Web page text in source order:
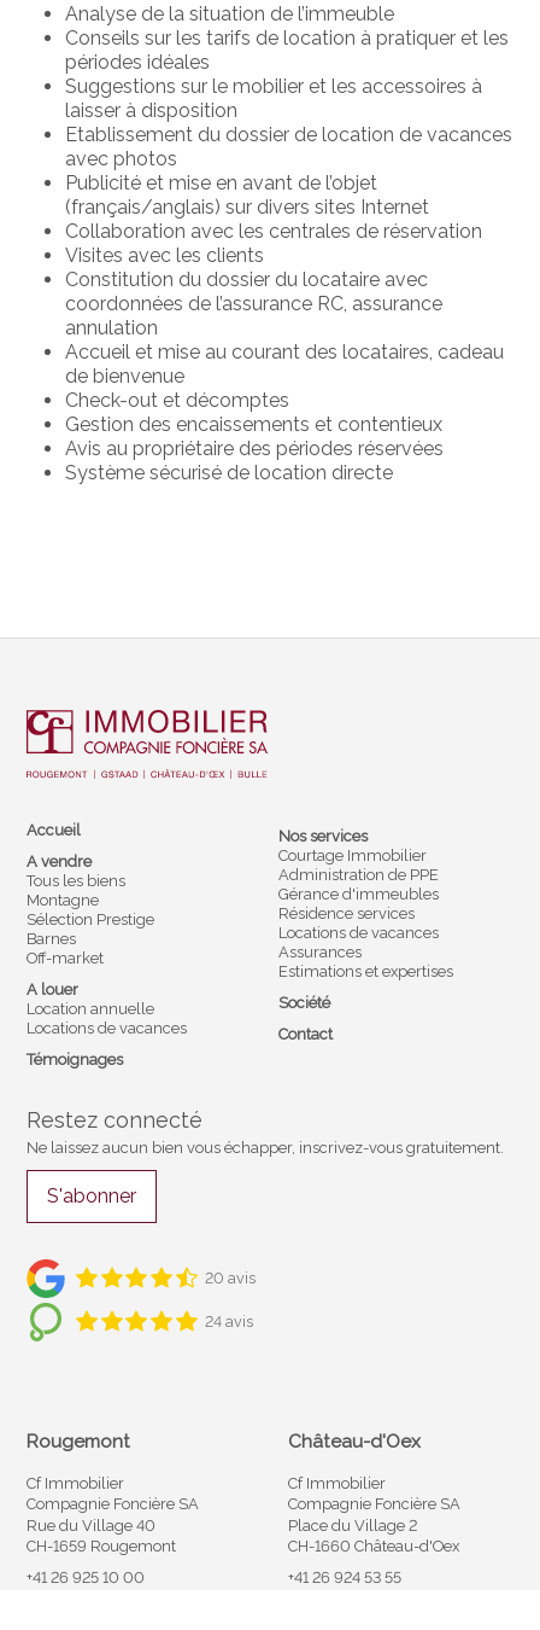
Analyse de la situation de l’immeuble
Conseils sur les tarifs de location à pratiquer et les
périodes idéales
Suggestions sur le mobilier et les accessoires à
laisser à disposition
Etablissement du dossier de location de vacances
avec photos
Publicité et mise en avant de l’objet
(français/anglais) sur divers sites Internet
Collaboration avec les centrales de réservation
Visites avec les clients
Constitution du dossier du locataire avec
coordonnées de l’assurance RC, assurance
annulation
Accueil et mise au courant des locataires, cadeau
de bienvenue
Check-out et décomptes
Gestion des encaissements et contentieux
Avis au propriétaire des périodes réservées
Système sécurisé de location directe
Accueil
A vendre
Tous les biens
Montagne
Sélection Prestige
Barnes
Off-market
A louer
Location annuelle
Locations de vacances
Témoignages
Nos services
Courtage Immobilier
Administration de PPE
Gérance d'immeubles
Résidence services
Locations de vacances
Assurances
Estimations et expertises
Société
Contact
Restez connecté
Ne laissez aucun bien vous échapper, inscrivez-vous gratuitement.
S'abonner
20 avis
24 avis
Rougemont
Cf Immobilier
Compagnie Foncière SA
Rue du Village 40
CH-1659 Rougemont
+41 26 925 10 00
Château-d'Oex
Cf Immobilier
Compagnie Foncière SA
Place du Village 2
CH-1660 Château-d'Oex
+41 26 924 53 55